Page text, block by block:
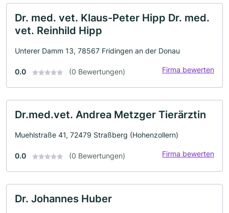
Dr. med. vet. Klaus-Peter Hipp Dr. med.
vet. Reinhild Hipp
Unterer Damm 13, 78567 Fridingen an der Donau
0.0 (0 Bewertungen) Firma bewerten
Dr.med.vet. Andrea Metzger Tierärztin
Muehlstraße 41, 72479 Straßberg (Hohenzollern)
0.0 (0 Bewertungen) Firma bewerten
Dr. Johannes Huber